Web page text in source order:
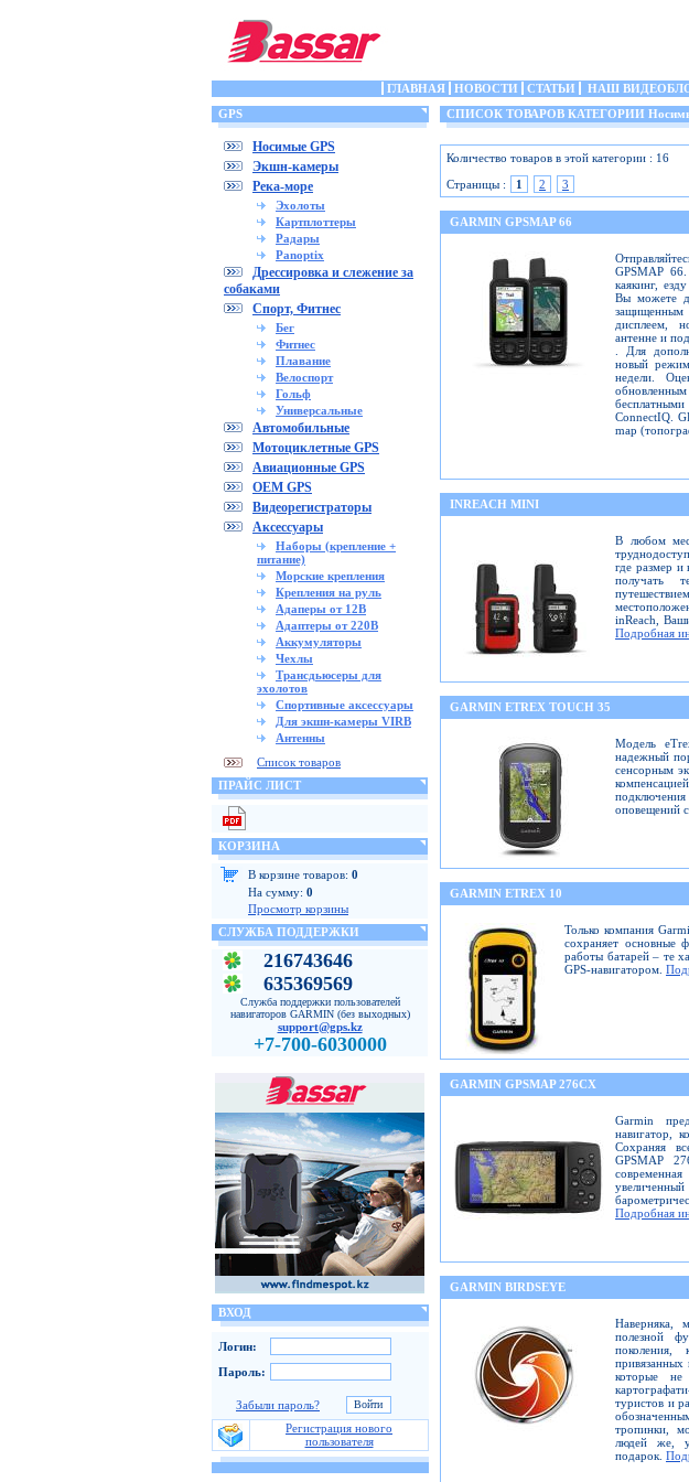
ГЛАВНАЯ НОВОСТИ СТАТЬИ НАШ
GPS
Носимые GPS
Экшн-камеры
Река-море
Эхолоты
Картплоттеры
Радары
Panoptix
Дрессировка и слежение за
собаками
Спорт, Фитнес
Бег
Фитнес
Плавание
Велоспорт
Гольф
Универсальные
Автомобильные
Мотоциклетные GPS
Авиационные GPS
OEM GPS
Видеорегистраторы
Аксессуары
Наборы (крепление +
питание)
Морские крепления
Крепления на руль
Адаперы от 12В
Адаптеры от 220В
Аккумуляторы
Чехлы
Трансдьюсеры для
эхолотов
Спортивные аксессуары
Для экшн-камеры VIRB
Антенны
Список товаров
ПРАЙС ЛИСТ
КОРЗИНА
В корзине товаров: 0
На сумму: 0
Просмотр корзины
СЛУЖБА ПОДДЕРЖКИ
216743646
635369569
Служба поддержки пользователей
навигаторов GARMIN (без выходных)
support@gps.kz
+7-700-6030000
ВХОД
Логин:
Пароль:
Забыли пароль?
Регистрация нового
пользователя
СПИСОК ТОВАРОВ КАТЕГОРИИ
Количество товаров в этой категории : 16
Страницы :
1 2 3
GARMIN GPSMAP 66
GPSMAP
каякинг,
Вы можете
дисплеем,
антенне и
. Для
новый
недели.
ConnectIQ.
map
INREACH MINI
В любом
где размер и
получать
inReach,
Подробная
GARMIN ETREX TOUCH 35
Модель
надежный
сенсорным
оповещений
GARMIN ETREX 10
Только компания
сохраняет основные
работы батарей – те
GPS-навигатором.
GARMIN GPSMAP 276CX
Garmin
навигатор,
Сохраняя
GPSMAP
Подробная
GARMIN BIRDSEYE
Наверняка,
полезной
поколения,
привязанных
которые
туристов и
тропинки,
людей же,
подарок.